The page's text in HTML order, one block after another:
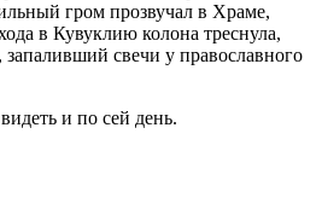
гром прозвучал в Храме,
в Кувуклию колона треснула,
запаливший свечи у православного
и по сей день.